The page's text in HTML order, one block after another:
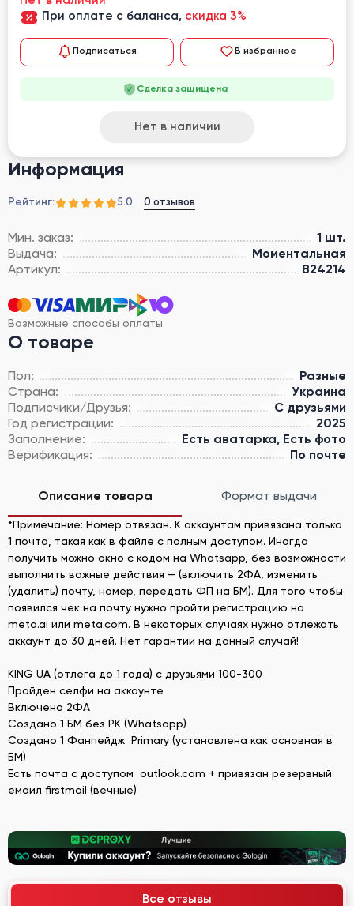
Информация
Рейтинг: 5.0 0 отзывов
Мин. заказ:
1 шт.
Выдача:
Моментальная
Артикул:
824214
Возможные способы оплаты
О товаре
Пол:
Разные
Страна:
Украина
Подписчики/Друзья:
С друзьями
Год регистрации:
2025
Заполнение:
Есть аватарка, Есть фото
Верификация:
По почте
При оплате с баланса, скидка 3%
Подписаться В избранное
Сделка защищена
Нет в наличии
Описание товара Формат выдачи
*Примечание: Номер отвязан. К аккаунтам привязана только
1 почта, такая как в файле с полным доступом. Иногда
получить можно окно с кодом на Whatsapp, без возможности
выполнить важные действия — (включить 2ФА, изменить
(удалить) почту, номер, передать ФП на БМ). Для того чтобы
появился чек на почту нужно пройти регистрацию на
meta.ai или meta.com. В некоторых случаях нужно отлежать
аккаунт до 30 дней. Нет гарантии на данный случай!
KING UA (отлега до 1 года) с друзьями 100-300
Пройден селфи на аккаунте
Включена 2ФА
Создано 1 БМ без РК (Whatsapp)
Создано 1 Фанпейдж Primary (установлена как основная в
БМ)
Есть почта с доступом outlook.com + привязан резервный
емаил firstmail (вечные)
Все отзывы